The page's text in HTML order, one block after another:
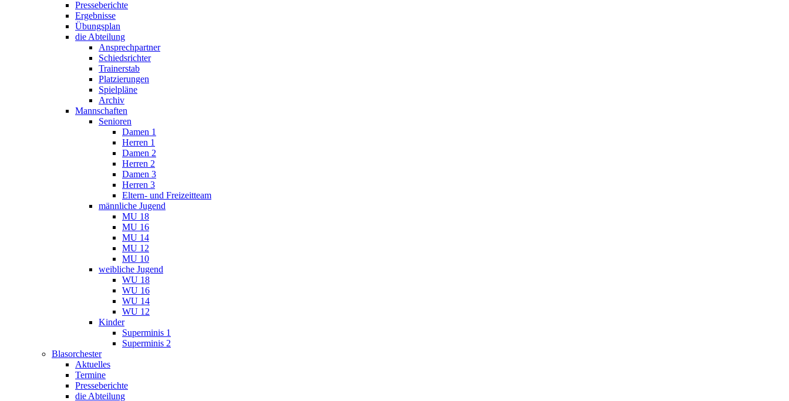
Presseberichte
Ergebnisse
Übungsplan
die Abteilung
Ansprechpartner
Schiedsrichter
Trainerstab
Platzierungen
Spielpläne
Archiv
Mannschaften
Senioren
Damen 1
Herren 1
Damen 2
Herren 2
Damen 3
Herren 3
Eltern- und Freizeitteam
männliche Jugend
MU 18
MU 16
MU 14
MU 12
MU 10
weibliche Jugend
WU 18
WU 16
WU 14
WU 12
Kinder
Superminis 1
Superminis 2
Blasorchester
Aktuelles
Termine
Presseberichte
die Abteilung